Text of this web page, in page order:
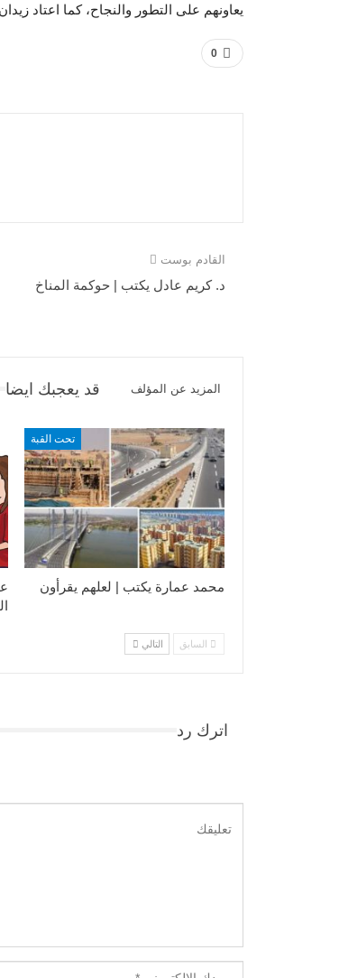
يعاونهم على التطور والنجاح، كما اعتاد
0
القادم بوست
د. كريم عادل يكتب | حوكمة المناخ
قد يعجبك ايضا المزيد عن المؤلف
تحت القبة
محمد عمارة يكتب | لعلهم يقرأون
السابق التالي
اترك رد